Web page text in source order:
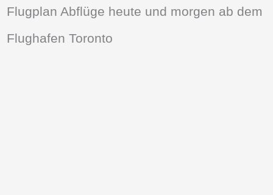
Flugplan Abflüge heute und morgen ab dem
Flughafen Toronto